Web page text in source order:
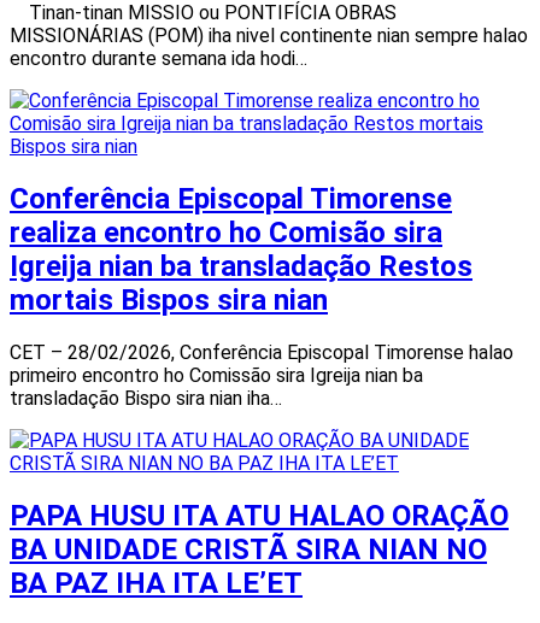
Tinan-tinan MISSIO ou PONTIFÍCIA OBRAS
MISSIONÁRIAS (POM) iha nivel continente nian sempre halao
encontro durante semana ida hodi…
Conferência Episcopal Timorense
realiza encontro ho Comisão sira
Igreija nian ba transladação Restos
mortais Bispos sira nian
CET – 28/02/2026, Conferência Episcopal Timorense halao
primeiro encontro ho Comissão sira Igreija nian ba
transladação Bispo sira nian iha…
PAPA HUSU ITA ATU HALAO ORAÇÃO
BA UNIDADE CRISTÃ SIRA NIAN NO
BA PAZ IHA ITA LE’ET